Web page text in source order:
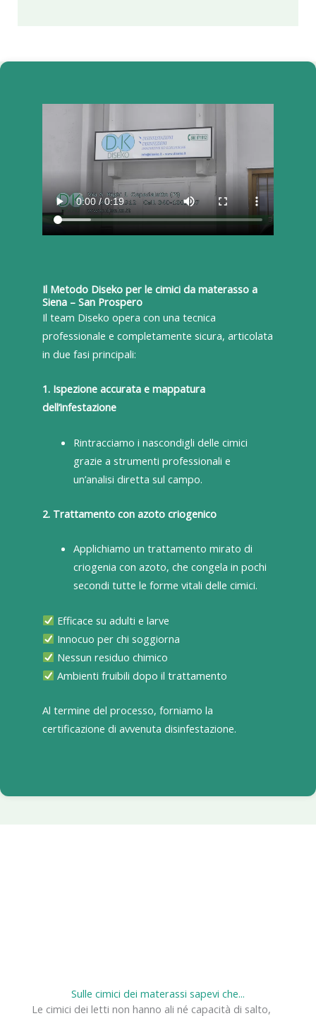
Il Metodo Diseko per le cimici da materasso a
Siena – San Prospero
Il team Diseko opera con una tecnica
professionale e completamente sicura, articolata
in due fasi principali:
1. Ispezione accurata e mappatura
dell’infestazione
Rintracciamo i nascondigli delle cimici
grazie a strumenti professionali e
un’analisi diretta sul campo.
2. Trattamento con azoto criogenico
Applichiamo un trattamento mirato di
criogenia con azoto, che congela in pochi
secondi tutte le forme vitali delle cimici.
Efficace su adulti e larve
Innocuo per chi soggiorna
Nessun residuo chimico
Ambienti fruibili dopo il trattamento
Al termine del processo, forniamo la
certificazione di avvenuta disinfestazione.
Sulle cimici dei materassi sapevi che...
Le cimici dei letti non hanno ali né capacità di salto,